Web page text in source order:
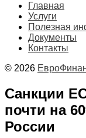
Главная
Услуги
Полезная
Документы
Контакты
© 2026
Санкции
почти на
России